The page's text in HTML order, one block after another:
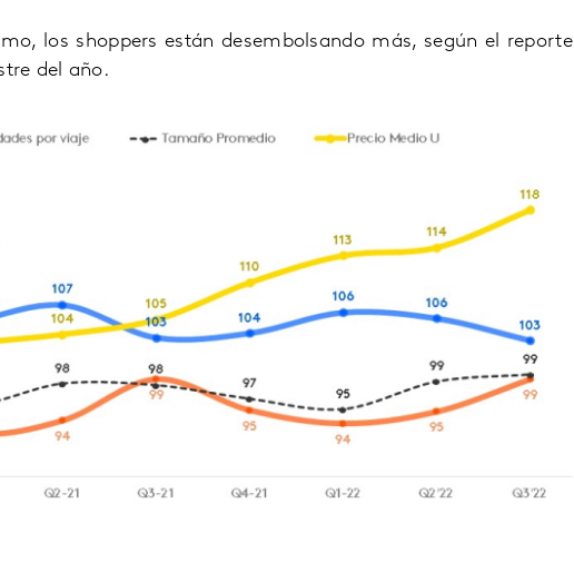
los shoppers están desembolsando más, según el reporte
del año.